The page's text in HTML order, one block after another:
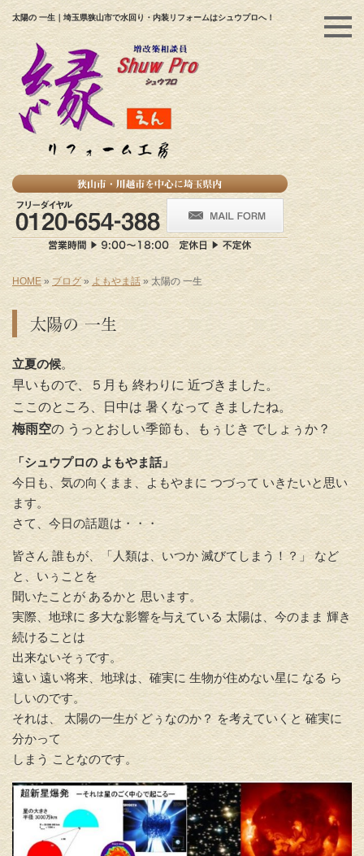
太陽の 一生｜埼玉県狭山市で水回り・内装リフォームはシュウプロへ！
HOME » ブログ» よもやま話 » 太陽の 一生
太陽の 一生
立夏の候。
早いもので、５月も 終わりに 近づきました。
ここのところ、日中は 暑くなって きましたね。
梅雨空の うっとおしい季節も、もぅじき でしょぅか？
「シュウプロの よもやま話」
今日も、気の向くまま、よもやまに つづって いきたいと思い
ます。
さて、今日の話題は・・・
皆さん 誰もが、「人類は、いつか 滅びてしまう！？」 など
と、いぅことを
聞いたことが あるかと 思います。
実際、地球に 多大な影響を与えている 太陽は、今のまま 輝き
続けることは
出来ないそぅです。
遠い 遠い将来、地球は、確実に 生物が住めない星に なる ら
しいのです。
それは、 太陽の一生が どぅなのか？ を考えていくと 確実に
分かって
しまう ことなのです。